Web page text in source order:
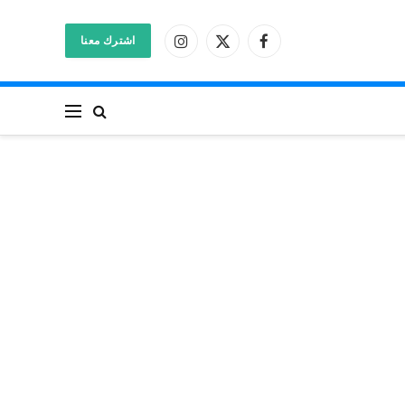
فيسبوكX
الانستغراماشترك معنا